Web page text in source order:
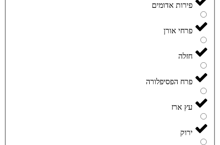
פירות אדומים
פרחי אורן
חזלה
פרח הפסיפלורה
עץ ארז
ירוק